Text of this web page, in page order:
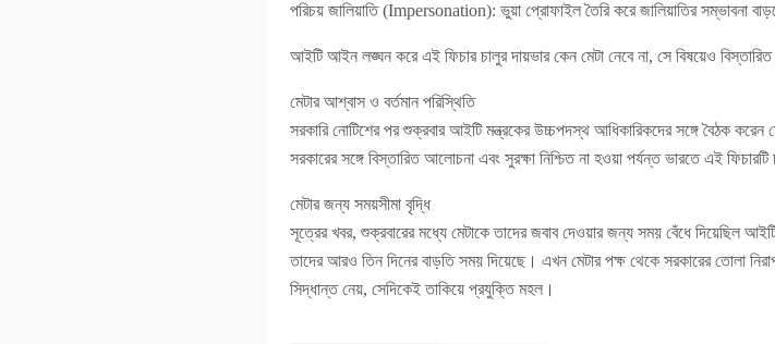
পরিচয় জালিয়াতি (Impersonation): ভুয়া প্রোফাইল তৈরি করে জালিয়াতির সম্ভাবনা
আইটি আইন লঙ্ঘন করে এই ফিচার চালুর দায়ভার কেন মেটা নেবে না, সে বিষয়েও বিস্তারিত
মেটার আশ্বাস ও বর্তমান পরিস্থিতি
সরকারি নোটিশের পর শুক্রবার আইটি মন্ত্রকের উচ্চপদস্থ আধিকারিকদের সঙ্গে বৈঠক করেন
সরকারের সঙ্গে বিস্তারিত আলোচনা এবং সুরক্ষা নিশ্চিত না হওয়া পর্যন্ত ভারতে এই ফিচারটি
মেটার জন্য সময়সীমা বৃদ্ধি
সূত্রের খবর, শুক্রবারের মধ্যে মেটাকে তাদের জবাব দেওয়ার জন্য সময় বেঁধে দিয়েছিল
তাদের আরও তিন দিনের বাড়তি সময় দিয়েছে। এখন মেটার পক্ষ থেকে সরকারের তোলা
সিদ্ধান্ত নেয়, সেদিকেই তাকিয়ে প্রযুক্তি মহল।